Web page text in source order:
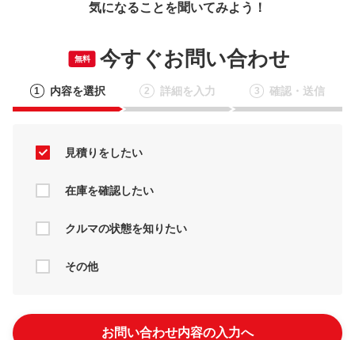
気になることを聞いてみよう！
無料 今すぐお問い合わせ
1 内容を選択 2 詳細を入力 3 確認・送信
見積りをしたい
在庫を確認したい
クルマの状態を知りたい
その他
お問い合わせ内容の入力へ